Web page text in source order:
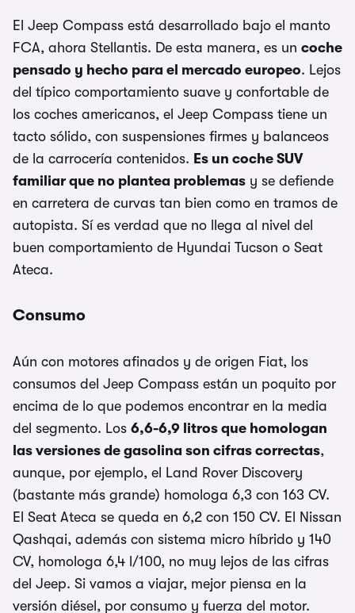
El Jeep Compass está desarrollado bajo el manto
FCA, ahora Stellantis. De esta manera, es un coche
pensado y hecho para el mercado europeo. Lejos
del típico comportamiento suave y confortable de
los coches americanos, el Jeep Compass tiene un
tacto sólido, con suspensiones firmes y balanceos
de la carrocería contenidos. Es un coche SUV
familiar que no plantea problemas y se defiende
en carretera de curvas tan bien como en tramos de
autopista. Sí es verdad que no llega al nivel del
buen comportamiento de Hyundai Tucson o Seat
Ateca.
Consumo
Aún con motores afinados y de origen Fiat, los
consumos del Jeep Compass están un poquito por
encima de lo que podemos encontrar en la media
del segmento. Los 6,6-6,9 litros que homologan
las versiones de gasolina son cifras correctas,
aunque, por ejemplo, el Land Rover Discovery
(bastante más grande) homologa 6,3 con 163 CV.
El Seat Ateca se queda en 6,2 con 150 CV. El Nissan
Qashqai, además con sistema micro híbrido y 140
CV, homologa 6,4 l/100, no muy lejos de las cifras
del Jeep. Si vamos a viajar, mejor piensa en la
versión diésel, por consumo y fuerza del motor.